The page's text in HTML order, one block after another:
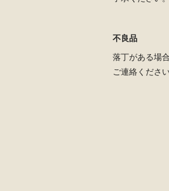
不良品
落丁がある場
ご連絡くださ